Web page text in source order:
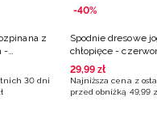
z
-
30 dni
-40%
Spodnie dresowe
chłopięce -
29,99 zł
Najniższa cena z
przed obniżką 49,99